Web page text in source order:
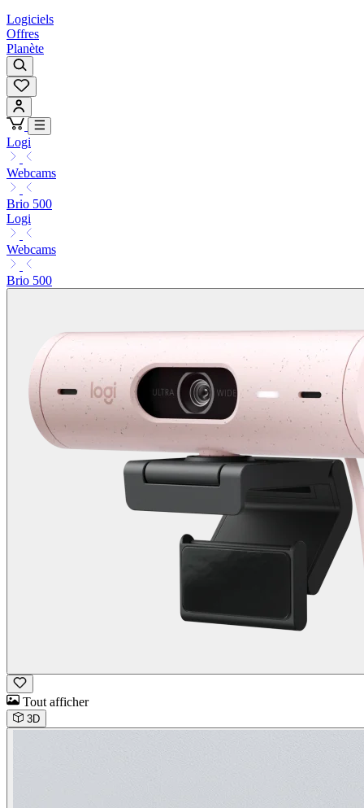
Logiciels
Offres
Planète
Logi
Webcams
Brio 500
Logi
Webcams
Brio 500
Tout afficher
3D